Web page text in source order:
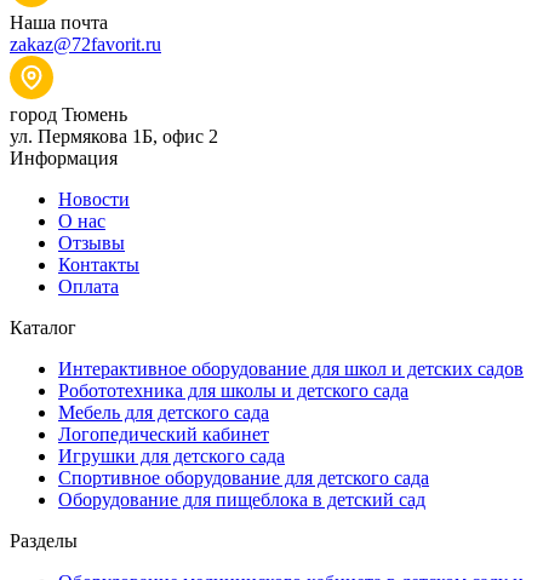
Наша почта
zakaz@72favorit.ru
город Тюмень
ул. Пермякова 1Б, офис 2
Информация
Новости
О нас
Отзывы
Контакты
Оплата
Каталог
Интерактивное оборудование для школ и детских садов
Робототехника для школы и детского сада
Мебель для детского сада
Логопедический кабинет
Игрушки для детского сада
Спортивное оборудование для детского сада
Оборудование для пищеблока в детский сад
Разделы